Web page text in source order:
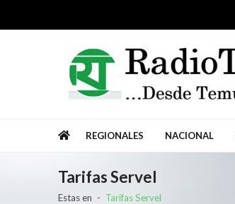
REGIONALES NACIONAL
Tarifas Servel
Estas en Tarifas Servel